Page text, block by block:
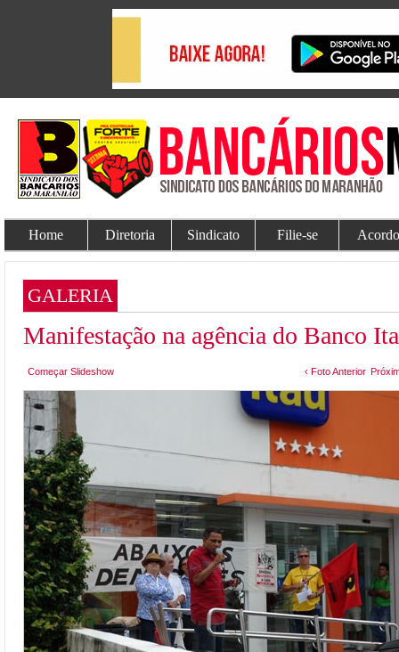
Home Diretoria Sindicato Filie-se
GALERIA
Manifestação na agência do Banco
Começar Slideshow ‹ Foto Anterior